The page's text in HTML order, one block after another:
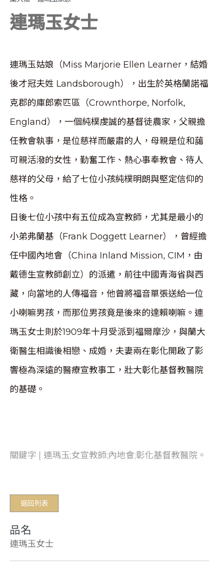
連瑪玉女士
連瑪玉姑娘（Miss Marjorie Ellen Learner，結婚
後才冠夫姓 Landsborough），出生於英格蘭諾福
克郡的庫郎索匹區（Crownthorpe, Norfolk,
England），一個純樸虔誠的基督徒農家，父親擔
任教會執事，是位慈祥而嚴肅的人，母親是位和藹
可親活潑的女性，勤奮工作、熱心事奉教會、待人
慈祥的父母，給了七位小孩純樸明朗與堅定信仰的
性格。
日後七位小孩中有五位成為宣教師，尤其是最小的
小弟弗蘭基（Frank Doggett Learner），曾經擔
任中國內地會（China Inland Mission, CIM，由
戴德生宣教師創立）的派遣，前往中國青海省與西
藏，向當地的人傳福音，他曾將福音單張送給一位
小喇嘛男孩，而那位男孩竟是後來的達賴喇嘛。連
瑪玉女士則於1909年十月受派到福爾摩沙，與蘭大
衛醫生相識後相戀、成婚，夫妻兩在彰化開啟了影
響極為深遠的醫療宣教事工，壯大彰化基督教醫院
的基礎。
關鍵字 | 連瑪玉;女宣教師;內地會;彰化基督教醫院。
返回列表
品名
連瑪玉女士